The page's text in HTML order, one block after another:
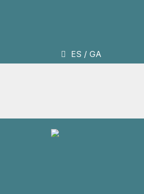
ES / GA